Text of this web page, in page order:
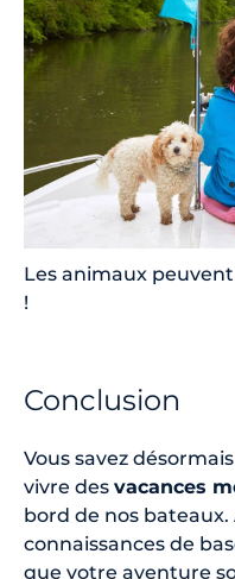
Les animaux
!
Conclusion
Vous savez
vivre des vacances
bord de nos
connaissances de
que votre aventure